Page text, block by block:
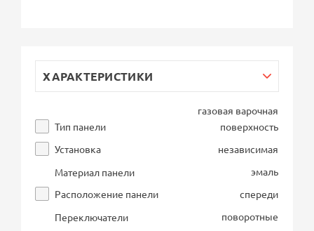
ХАРАКТЕРИСТИКИ
Тип панели
газовая варочная
поверхность
Установка
независимая
Материал панели
эмаль
Расположение панели
спереди
Переключатели
поворотные